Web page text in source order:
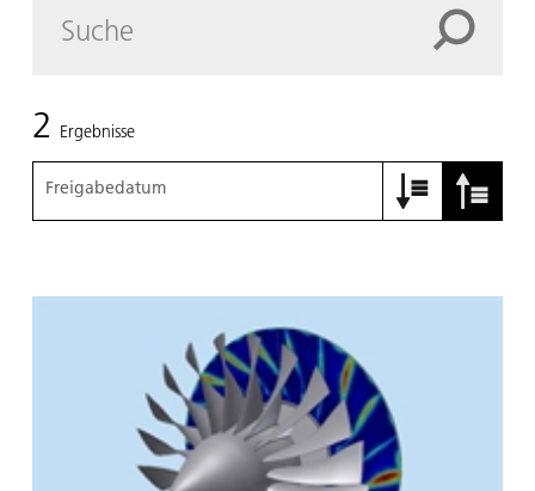
2 Ergebnisse
Freigabedatum